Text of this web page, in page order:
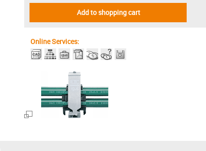
Online Services:
Add to shopping cart